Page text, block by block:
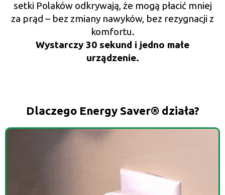
setki Polaków odkrywają, że mogą płacić mniej
za prąd – bez zmiany nawyków, bez rezygnacji z
komfortu.
Wystarczy 30 sekund i jedno małe
urządzenie.
Dlaczego Energy Saver® działa?